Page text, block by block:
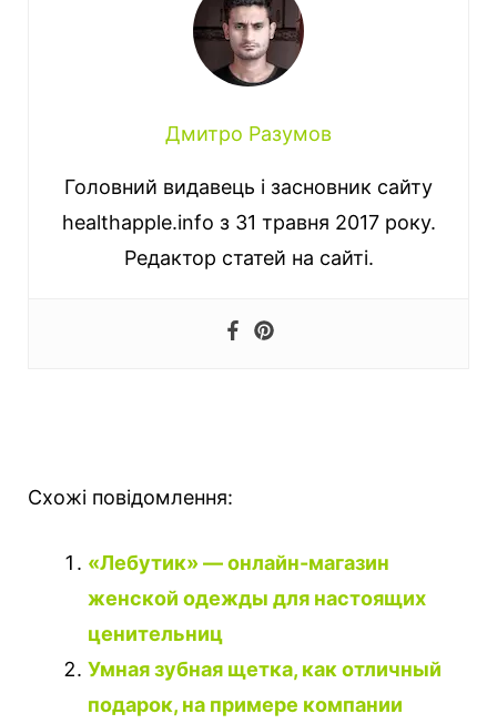
Дмитро Разумов
Головний видавець і засновник сайту
healthapple.info з 31 травня 2017 року.
Редактор статей на сайті.
Схожі повідомлення:
«Лебутик» — онлайн-магазин
женской одежды для настоящих
ценительниц
Умная зубная щетка, как отличный
подарок, на примере компании